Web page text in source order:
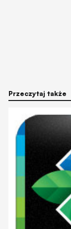
Przeczytaj także